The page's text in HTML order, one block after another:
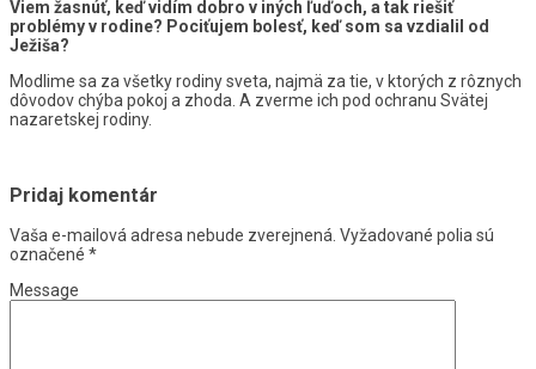
Viem žasnúť, keď vidím dobro v iných ľuďoch, a tak riešiť
problémy v rodine? Pociťujem bolesť, keď som sa vzdialil od
Ježiša?
Modlime sa za všetky rodiny sveta, najmä za tie, v ktorých z rôznych
dôvodov chýba pokoj a zhoda. A zverme ich pod ochranu Svätej
nazaretskej rodiny.
Pridaj komentár
Vaša e-mailová adresa nebude zverejnená. Vyžadované polia sú
označené *
Message